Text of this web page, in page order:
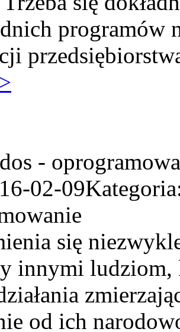
programów
-
02-09
się
innymi ludziom,
od ich